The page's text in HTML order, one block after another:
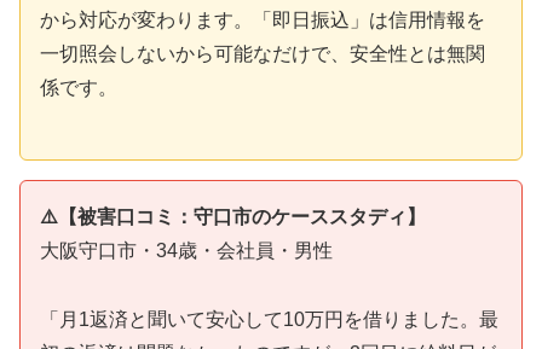
から対応が変わります。「即日振込」は信用情報を
一切照会しないから可能なだけで、安全性とは無関
係です。
⚠️【被害口コミ：守口市のケーススタディ】
大阪守口市・34歳・会社員・男性
「月1返済と聞いて安心して10万円を借りました。最